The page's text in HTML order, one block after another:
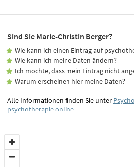
Sind Sie Marie-Christin Berger?
Wie kann ich einen Eintrag auf
Wie kann ich meine Daten ändern?
Ich möchte, dass mein Eintrag nicht
Warum erscheinen hier meine Daten?
Alle Informationen finden Sie unter
psychotherapie.online.